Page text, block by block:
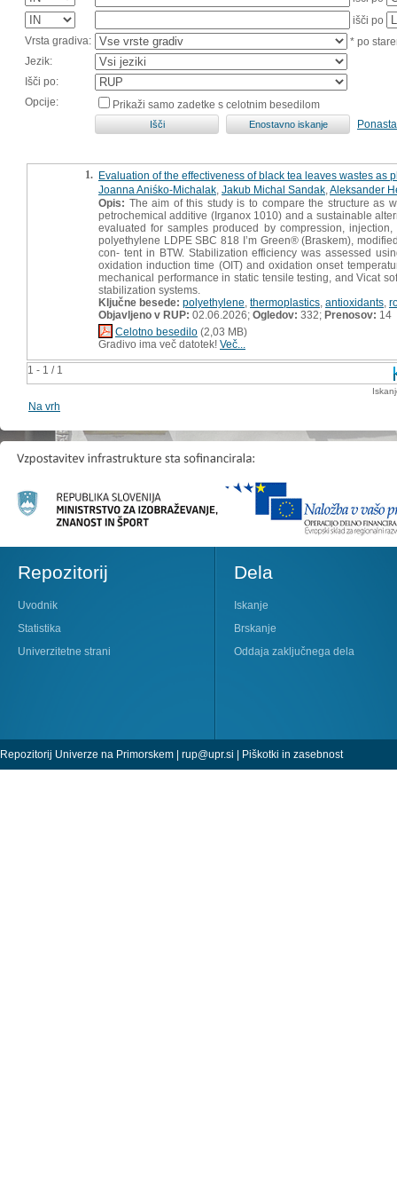
išči po
Vrsta gradiva:
* po
Jezik:
Išči po:
Opcije:
Prikaži samo zadetke s celotnim besedilom
1 - 1 / 1
1. Evaluation of the effectiveness of black tea leaves wastes
Joanna Aniśko-Michalak Jakub Michal Sandak Aleksander
Opis: The aim of this study is to compare the structure as
petrochemical additive (Irganox 1010) and a sustainable
evaluated for samples produced by compression,
polyethylene LDPE SBC 818 I’m Green® (Braskem),
con- tent in BTW. Stabilization efficiency was assessed
oxidation induction time (OIT) and oxidation onset
mechanical performance in static tensile testing, and Vicat
stabilization systems.
Ključne besede: polyethylene thermoplastics antioxidants
Objavljeno v RUP: 02.06.2026; Ogledov: 332; Prenosov: 14
Celotno besedilo (2,03 MB)
Gradivo ima več datotek! Več...
Na vrh
Repozitorij
Uvodnik
Statistika
Univerzitetne strani
Dela
Iskanje
Brskanje
Oddaja zaključnega dela
Repozitorij Univerze na Primorskem | rup@upr.si | Piškotki in zasebnost